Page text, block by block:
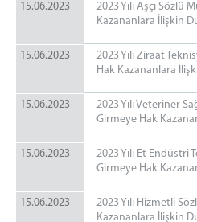
15.06.2023
2023 Yılı Aşçı Sözlü
Kazananlara İlişkin
15.06.2023
2023 Yılı Ziraat
Hak Kazananlara
15.06.2023
2023 Yılı Veteriner
Girmeye Hak
15.06.2023
2023 Yılı Et Endüstri
Girmeye Hak
15.06.2023
2023 Yılı Hizmetli
Kazananlara İlişkin